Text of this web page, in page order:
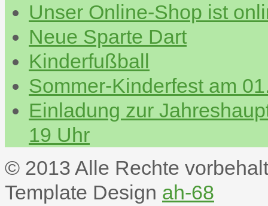
Unser Online-Shop ist
Neue Sparte Dart
Kinderfußball
Sommer-Kinderfest am
Einladung zur
19 Uhr
© 2013 Alle Rechte
Template Design ah-68